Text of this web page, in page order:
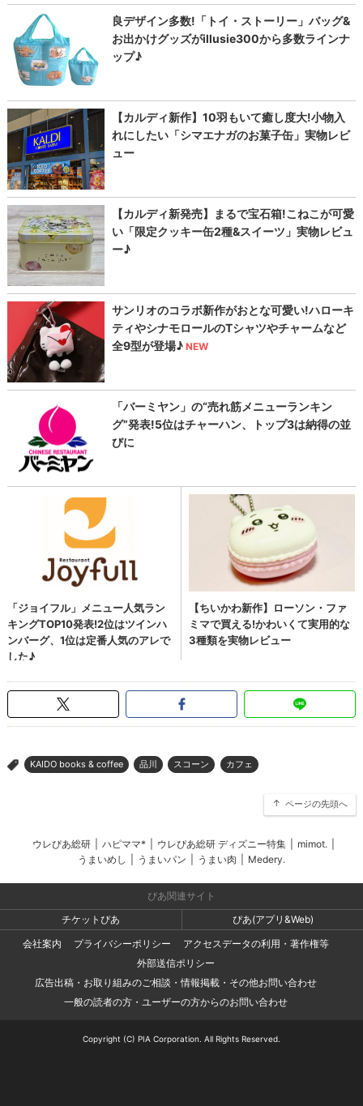
> KAIDO books & coffee 品川 スコーン カフェ
ページの先頭へ
ウレぴあ総研 ハピママ* ウレぴあ総研 ディズニー特集 mimot.
うまいめし
うまいパン うまい肉 Medery.
ぴあ関連サイト
チケットぴあ
ぴあ(アプリ&Web)
会社案内
プライバシーポリシー
アクセスデータの利用・著作権等
外部送信ポリシー
広告出稿・お取り組みのご相談・情報掲載・その他お問い合わせ
一般の読者の方・ユーザーの方からのお問い合わせ
Copyright (C) PIA Corporation. All Rights Reserved.